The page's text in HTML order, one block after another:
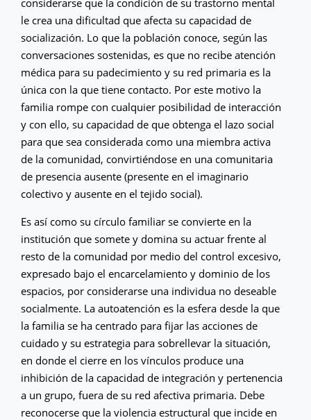
le crea una dificultad que afecta su capacidad de
socialización. Lo que la población conoce, según las
conversaciones sostenidas, es que no recibe atención
médica para su padecimiento y su red primaria es la
única con la que tiene contacto. Por este motivo la
familia rompe con cualquier posibilidad de interacción
y con ello, su capacidad de que obtenga el lazo social
para que sea considerada como una miembra activa
de la comunidad, convirtiéndose en una comunitaria
de presencia ausente (presente en el imaginario
colectivo y ausente en el tejido social).
Es así como su círculo familiar se convierte en la
institución que somete y domina su actuar frente al
resto de la comunidad por medio del control excesivo,
expresado bajo el encarcelamiento y dominio de los
espacios, por considerarse una individua no deseable
socialmente. La autoatención es la esfera desde la que
la familia se ha centrado para fijar las acciones de
cuidado y su estrategia para sobrellevar la situación,
en donde el cierre en los vínculos produce una
inhibición de la capacidad de integración y pertenencia
a un grupo, fuera de su red afectiva primaria. Debe
reconocerse que la violencia estructural que incide en